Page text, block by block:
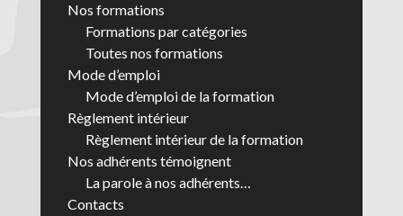
Nos formations
Formations par catégories
Toutes nos formations
Mode d’emploi
Mode d’emploi de la formation
Règlement intérieur
Règlement intérieur de la formation
Nos adhérents témoignent
La parole à nos adhérents…
Contacts